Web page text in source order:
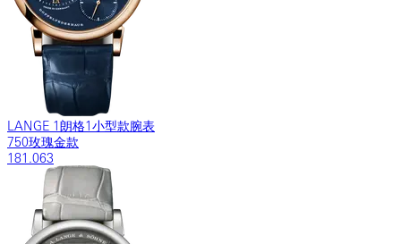
LANGE 1朗格1小型款腕表
750玫瑰金款
181.063